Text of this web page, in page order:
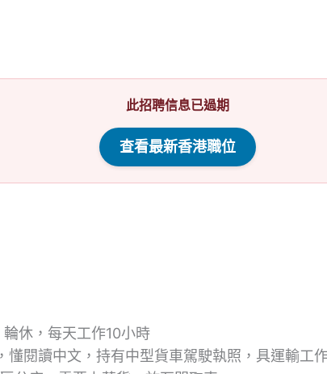
此招聘信息已過期
查看最新香港職位
休，每天工作10小時
懂閱讀中文，持有中型貨車駕駛執照，具運輸工